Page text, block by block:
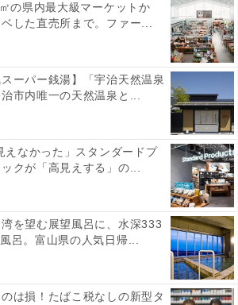
の県内最大級マーケットか
した直売所まで。ファー...
スーパー銭湯】「宇治天然温泉
市内唯一の天然温泉と...
えなかった」スタンダードプ
クが「高見えする」の...
を望む展望風呂に、水深333
呂。富山県の人気日帰...
は損！たばこ税なしの新型タ